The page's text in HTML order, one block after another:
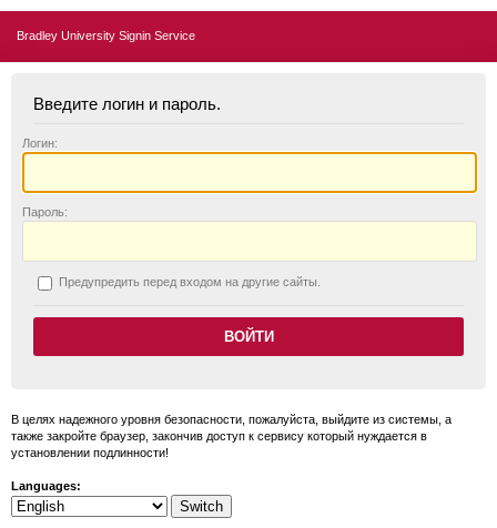
Bradley University Signin Service
Введите логин и пароль.
Логин:
Пароль:
Предупредить перед входом на другие сайты.
В целях надежного уровня безопасности, пожалуйста, выйдите из системы, а
также закройте браузер, закончив доступ к сервису который нуждается в
установлении подлинности!
Languages: